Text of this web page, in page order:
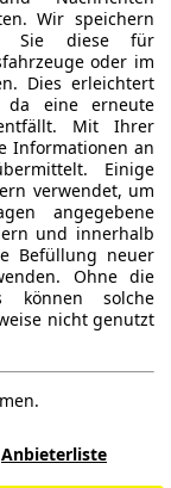
Wir speichern
Sie diese für
oder im
Dies erleichtert
da eine erneute
Mit Ihrer
Informationen an
Einige
verwendet, um
angegebene
und innerhalb
Befüllung neuer
Ohne die
können solche
nicht genutzt
Anbieterliste